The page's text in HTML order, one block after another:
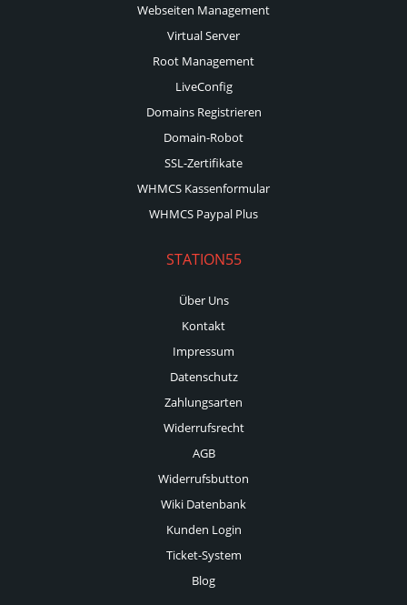
Webseiten Management
Virtual Server
Root Management
LiveConfig
Domains Registrieren
Domain-Robot
SSL-Zertifikate
WHMCS Kassenformular
WHMCS Paypal Plus
STATION55
Über Uns
Kontakt
Impressum
Datenschutz
Zahlungsarten
Widerrufsrecht
AGB
Widerrufsbutton
Wiki Datenbank
Kunden Login
Ticket-System
Blog